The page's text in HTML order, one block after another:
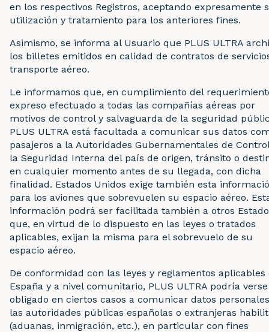
en los respectivos Registros, aceptando expresamente
utilización y tratamiento para los anteriores fines.
Asimismo, se informa al Usuario que PLUS ULTRA
los billetes emitidos en calidad de contratos de
transporte aéreo.
Le informamos que, en cumplimiento del
expreso efectuado a todas las compañías aéreas por
motivos de control y salvaguarda de la seguridad
PLUS ULTRA está facultada a comunicar sus datos
pasajeros a la Autoridades Gubernamentales de
la Seguridad Interna del país de origen, tránsito o
en cualquier momento antes de su llegada, con dicha
finalidad. Estados Unidos exige también esta
para los aviones que sobrevuelen su espacio aéreo.
información podrá ser facilitada también a otros
que, en virtud de lo dispuesto en las leyes o tratados
aplicables, exijan la misma para el sobrevuelo de su
espacio aéreo.
De conformidad con las leyes y reglamentos aplicables
España y a nivel comunitario, PLUS ULTRA podría verse
obligado en ciertos casos a comunicar datos
las autoridades públicas españolas o extranjeras
(aduanas, inmigración, etc.), en particular con fines